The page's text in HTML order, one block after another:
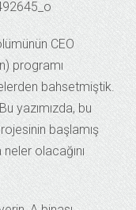
CEO
programı
bahsetmiştik.
yazımızda, bu
başlamış
olacağını